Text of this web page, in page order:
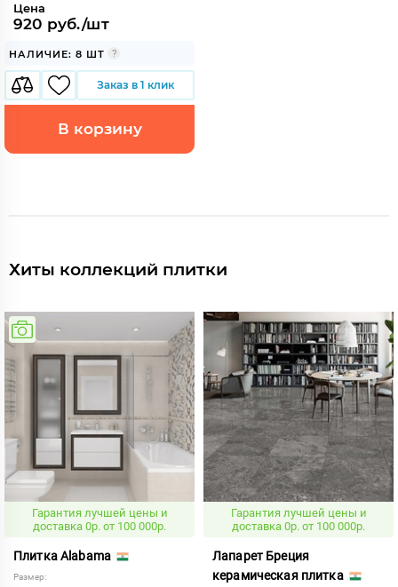
Цена
920 руб./шт
НАЛИЧИЕ: 8 ШТ
Заказ в 1 клик
В корзину
Хиты коллекций плитки
Гарантия лучшей цены и
доставка 0р. от 100 000р.
Плитка Alabama
Размер:
Гарантия лучшей цены и
доставка 0р. от 100 000р.
Лапарет Бреция
керамическая плитка